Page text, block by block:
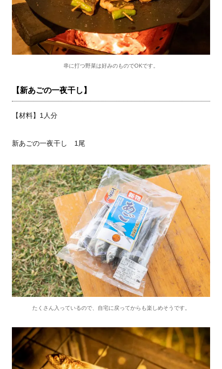
串に打つ野菜は好みのものでOKです。
【新あごの一夜干し】
【材料】1人分
新あごの一夜干し 1尾
たくさん入っているので、自宅に戻ってからも楽しめそうです。